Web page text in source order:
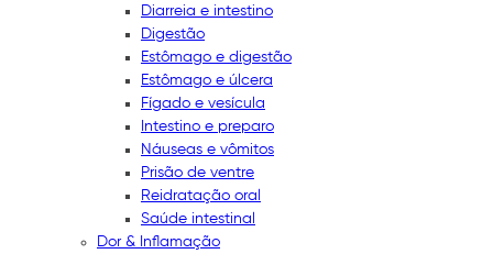
Diarreia e intestino
Digestão
Estômago e digestão
Estômago e úlcera
Fígado e vesícula
Intestino e preparo
Náuseas e vômitos
Prisão de ventre
Reidratação oral
Saúde intestinal
Dor & Inflamação